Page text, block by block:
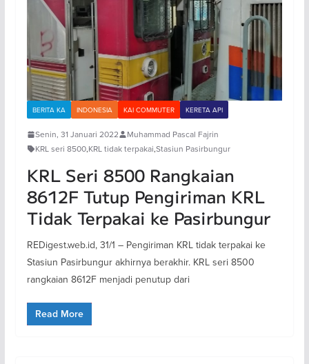
BERITA KA INDONESIA KAI COMMUTER KERETA API
Senin, 31 Januari 2022
Muhammad Pascal Fajrin
KRL seri 8500,KRL tidak terpakai,Stasiun Pasirbungur
KRL Seri 8500 Rangkaian
8612F Tutup Pengiriman KRL
Tidak Terpakai ke Pasirbungur
REDigest.web.id, 31/1 – Pengiriman KRL tidak terpakai ke
Stasiun Pasirbungur akhirnya berakhir. KRL seri 8500
rangkaian 8612F menjadi penutup dari
Read More